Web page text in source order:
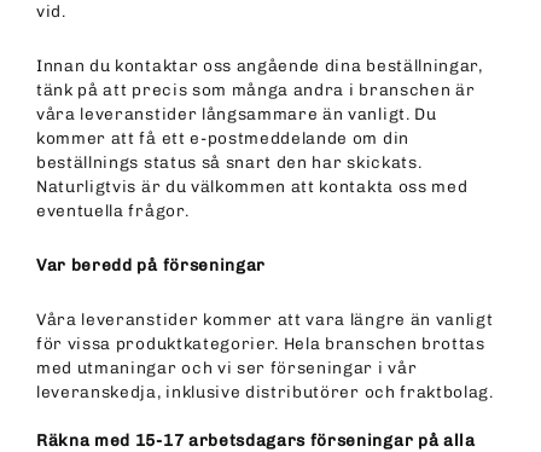
vid.
Innan du kontaktar oss angående dina beställningar,
tänk på att precis som många andra i branschen är
våra leveranstider långsammare än vanligt. Du
kommer att få ett e-postmeddelande om din
beställnings status så snart den har skickats.
Naturligtvis är du välkommen att kontakta oss med
eventuella frågor.
Var beredd på förseningar
Våra leveranstider kommer att vara längre än vanligt
för vissa produktkategorier. Hela branschen brottas
med utmaningar och vi ser förseningar i vår
leveranskedja, inklusive distributörer och fraktbolag.
Räkna med 15-17 arbetsdagars förseningar på alla